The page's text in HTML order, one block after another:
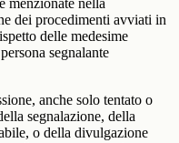
menzionate nella
dei procedimenti avviati in
delle medesime
segnalante
anche solo tentato o
segnalazione, della
o della divulgazione